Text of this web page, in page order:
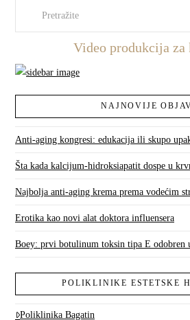
Video produkcija
NAJNOVIJE
Anti-aging kongresi: edukacija ili skupo
Šta kada kalcijum-hidroksiapatit dospe u
Najbolja anti-aging krema prema vodećim
Erotika kao novi alat doktora influensera
Boey: prvi botulinum toksin tipa E odobren
POLIKLINIKE ESTETSKE
Poliklinika Bagatin